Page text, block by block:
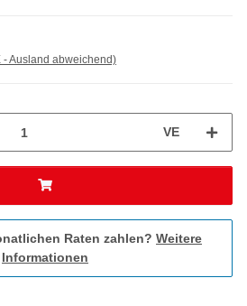
- Ausland abweichend)
VE
Raten zahlen? Weitere
Informationen